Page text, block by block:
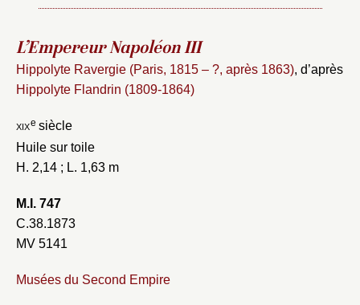
L’Empereur Napoléon III
Hippolyte Ravergie (Paris, 1815 – ?, après 1863), d’après
Hippolyte Flandrin (1809-1864)
xixe siècle
Huile sur toile
H. 2,14 ; L. 1,63 m
M.I. 747
C.38.1873
MV 5141
Musées du Second Empire